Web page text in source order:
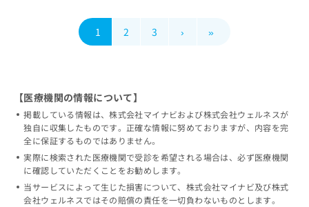
1 2 3 › »
【医療機関の情報について】
掲載している情報は、株式会社マイナビおよび株式会社ウェルネスが
独自に収集したものです。正確な情報に努めておりますが、内容を完
全に保証するものではありません。
実際に検索された医療機関で受診を希望される場合は、必ず医療機関
に確認していただくことをお勧めします。
当サービスによって生じた損害について、株式会社マイナビ及び株式
会社ウェルネスではその賠償の責任を一切負わないものとします。